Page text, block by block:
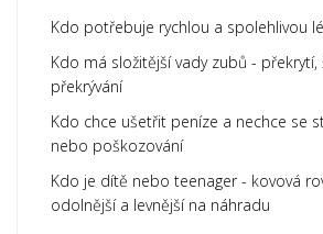
Kdo potřebuje rychlou a spolehlivou
Kdo má složitější vady zubů - překrytí,
překrývání
Kdo chce ušetřit peníze a nechce se
nebo poškozování
Kdo je dítě nebo teenager - kovová
odolnější a levnější na náhradu